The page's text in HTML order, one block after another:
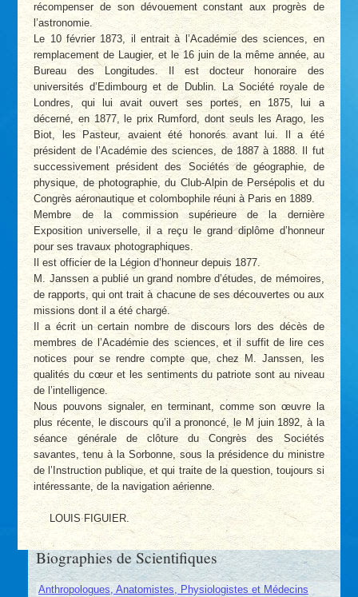
récompenser de son dévouement constant aux progrès de
l’astronomie.
Le 10 février 1873, il entrait à l’Académie des sciences, en
remplacement de Laugier, et le 16 juin de la même année, au
Bureau des Longitudes. Il est docteur honoraire des
universités d’Edimbourg et de Dublin. La Société royale de
Londres, qui lui avait ouvert ses portes, en 1875, lui a
décerné, en 1877, le prix Rumford, dont seuls les Arago, les
Biot, les Pasteur, avaient été honorés avant lui. Il a été
président de l’Académie des sciences, de 1887 à 1888. Il fut
successivement président des Sociétés de géographie, de
physique, de photographie, du Club-Alpin de Persépolis et du
Congrès aéronautique et colombophile réuni à Paris en 1889.
Membre de la commission supérieure de la dernière
Exposition universelle, il a reçu le grand diplôme d’honneur
pour ses travaux photographiques.
Il est officier de la Légion d’honneur depuis 1877.
M. Janssen a publié un grand nombre d’études, de mémoires,
de rapports, qui ont trait à chacune de ses découvertes ou aux
missions dont il a été chargé.
Il a écrit un certain nombre de discours lors des décès de
membres de l’Académie des sciences, et il suffit de lire ces
notices pour se rendre compte que, chez M. Janssen, les
qualités du cœur et les sentiments du patriote sont au niveau
de l’intelligence.
Nous pouvons signaler, en terminant, comme son œuvre la
plus récente, le discours qu’il a prononcé, le M juin 1892, à la
séance générale de clôture du Congrès des Sociétés
savantes, tenu à la Sorbonne, sous la présidence du ministre
de l’Instruction publique, et qui traite de la question, toujours si
intéressante, de la navigation aérienne.
LOUIS FIGUIER.
Biographies de Scientifiques
Anthropologues, Anatomistes, Physiologistes et Médecins